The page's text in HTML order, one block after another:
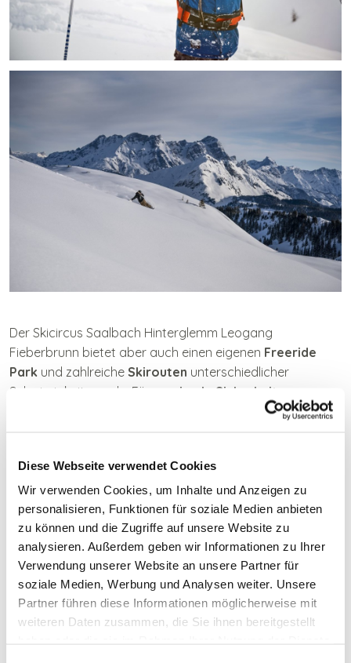
Diese Webseite verwendet Cookies
Wir verwenden Cookies, um Inhalte und Anzeigen zu
personalisieren, Funktionen für soziale Medien anbieten
zu können und die Zugriffe auf unsere Website zu
analysieren. Außerdem geben wir Informationen zu Ihrer
Verwendung unserer Website an unsere Partner für
soziale Medien, Werbung und Analysen weiter. Unsere
Partner führen diese Informationen möglicherweise mit
weiteren Daten zusammen, die Sie ihnen bereitgestellt
Der Skicircus Saalbach Hinterglemm Leogang
Fieberbrunn bietet aber auch einen eigenen Freeride
Park und zahlreiche Skirouten unterschiedlicher
Schwierigkeitsgrade. Für
maximale Sicherheit
Info-Points, LVS-Suchfelder & Checkpoints powered by
Jetzt anfragen
Jetzt buchen